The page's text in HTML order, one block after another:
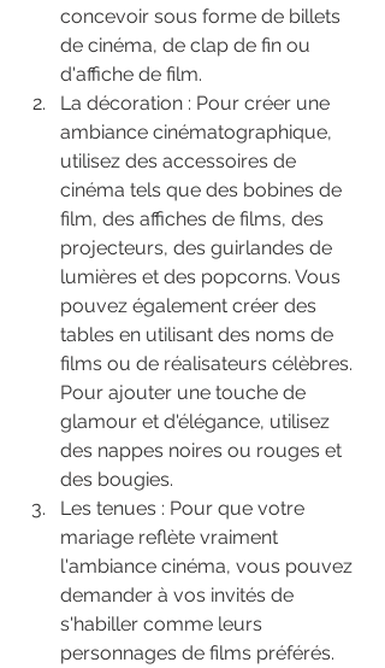
concevoir sous forme de billets
de cinéma, de clap de fin ou
d'affiche de film.
La décoration : Pour créer une
ambiance cinématographique,
utilisez des accessoires de
cinéma tels que des bobines de
film, des affiches de films, des
projecteurs, des guirlandes de
lumières et des popcorns. Vous
pouvez également créer des
tables en utilisant des noms de
films ou de réalisateurs célèbres.
Pour ajouter une touche de
glamour et d'élégance, utilisez
des nappes noires ou rouges et
des bougies.
Les tenues : Pour que votre
mariage reflète vraiment
l'ambiance cinéma, vous pouvez
demander à vos invités de
s'habiller comme leurs
personnages de films préférés.